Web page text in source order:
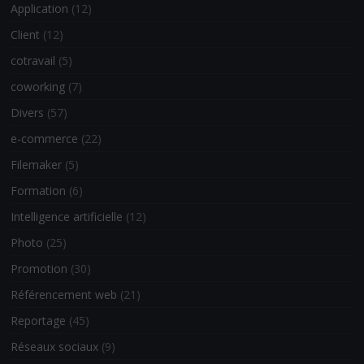
Application (12)
Client (12)
cotravail (5)
coworking (7)
Divers (57)
e-commerce (22)
Filemaker (5)
Formation (6)
Intelligence artificielle (12)
Photo (25)
Promotion (30)
Référencement web (21)
Reportage (45)
Réseaux sociaux (9)